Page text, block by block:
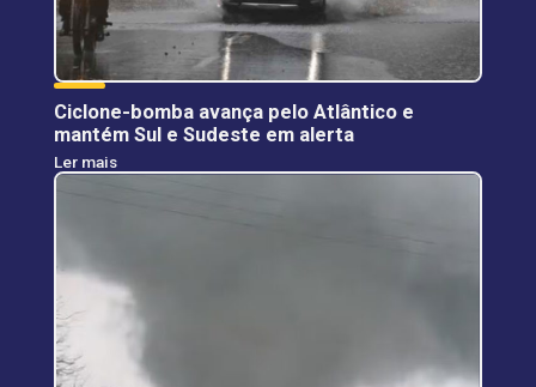
Ciclone-bomba avança pelo Atlântico e
mantém Sul e Sudeste em alerta
Ler mais